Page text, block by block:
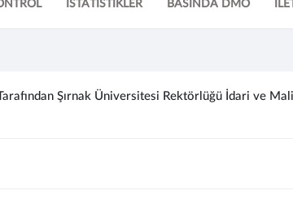
İSTATİSTİKLER BASINDA DMO
Şırnak Üniversitesi Rektörlüğü İdari ve